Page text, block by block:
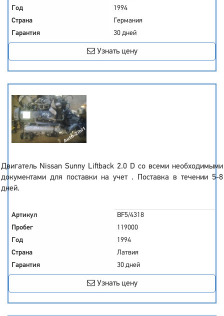
Год
1994
Страна
Германия
Гарантия
30 дней
Узнать цену
Двигатель Nissan Sunny Liftback 2.0 D со всеми необходимыми
документами для поставки на учет . Поставка в течении 5-8
дней.
Артикул
BF5/4318
Пробег
119000
Год
1994
Страна
Латвия
Гарантия
30 дней
Узнать цену